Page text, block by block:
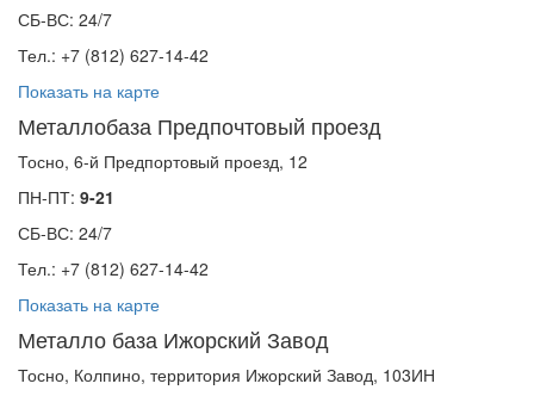
СБ-ВС: 24/7
Тел.: +7 (812) 627-14-42
Показать на карте
Металлобаза Предпочтовый проезд
Тосно, 6-й Предпортовый проезд, 12
ПН-ПТ: 9-21
СБ-ВС: 24/7
Тел.: +7 (812) 627-14-42
Показать на карте
Металло база Ижорский Завод
Тосно, Колпино, территория Ижорский Завод, 103ИН